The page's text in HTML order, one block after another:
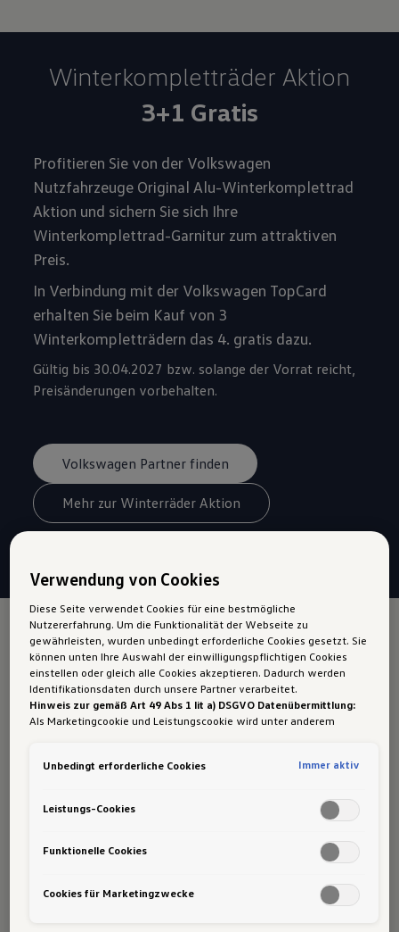
Winterkomplett­räder Aktion
3+1 Gratis
Profitieren Sie von der Volkswagen
Nutzfahrzeuge Original Alu-Winterkomplettrad
Aktion und sichern Sie sich Ihre
Winterkomplettrad-Garnitur zum attraktiven
Preis.
In Verbindung mit der Volkswagen TopCard
erhalten Sie beim Kauf von 3
Winterkompletträdern das 4. gratis dazu.
Gültig bis 30.04.2027 bzw. solange der Vorrat reicht,
Preisänderungen vorbehalten.
Volkswagen Partner finden
Mehr zur Winterräder Aktion
CaddyWinterkompletträder
16 Zoll
Verwendung von Cookies
Diese Seite verwendet Cookies für eine bestmögliche
Nutzererfahrung. Um die Funktionalität der Webseite zu
gewährleisten, wurden unbedingt erforderliche Cookies gesetzt. Sie
können unten Ihre Auswahl der einwilligungspflichtigen Cookies
einstellen oder gleich alle Cookies akzeptieren. Dadurch werden
Identifikationsdaten durch unsere Partner verarbeitet.
Hinweis zur gemäß Art 49 Abs 1 lit a) DSGVO Datenübermittlung:
Als Marketingcookie und Leistungscookie wird unter anderem
Daten in die USA (insbesondere dort an die Google LLC) weitergibt.
Angemessenheitsbeschluss der Europäischen Kommission. Hieraus
Betroffener in den USA nicht wirksam durchsetzen können, in den
USA keine Datenschutzgrundsätze bestehen, und weil nicht
ausgeschlossen werden kann, dass aufgrund aktueller Gesetze US-
Sicherheitsbehörden einen Zugriff auf Daten erlangen können,
Unbedingt erforderliche Cookies Immer aktiv
Leistungs-Cookies
Funktionelle Cookies
Cookies für Marketingzwecke